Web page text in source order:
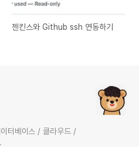
젠킨스와 Github ssh 연동하기
터베이스 / 클라우드 /